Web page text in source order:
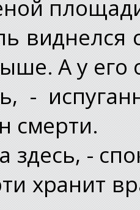
А у его
-
смерти.
здесь, -
хранит